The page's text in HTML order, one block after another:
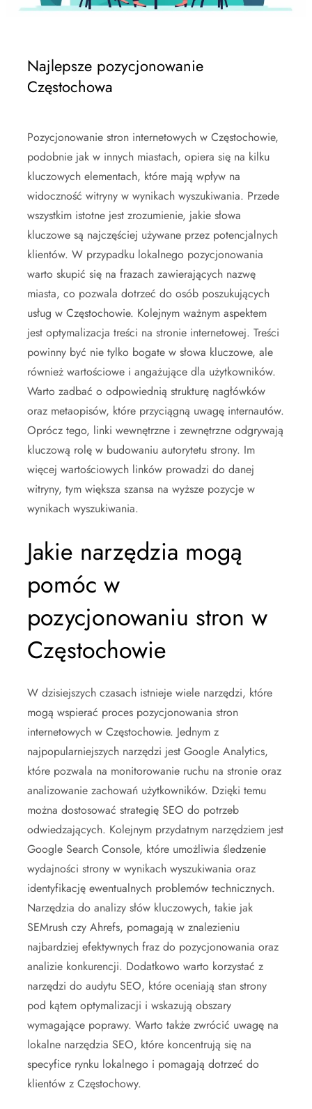
Najlepsze pozycjonowanie
Częstochowa
Pozycjonowanie stron internetowych w Częstochowie,
podobnie jak w innych miastach, opiera się na kilku
kluczowych elementach, które mają wpływ na
widoczność witryny w wynikach wyszukiwania. Przede
wszystkim istotne jest zrozumienie, jakie słowa
kluczowe są najczęściej używane przez potencjalnych
klientów. W przypadku lokalnego pozycjonowania
warto skupić się na frazach zawierających nazwę
miasta, co pozwala dotrzeć do osób poszukujących
usług w Częstochowie. Kolejnym ważnym aspektem
jest optymalizacja treści na stronie internetowej. Treści
powinny być nie tylko bogate w słowa kluczowe, ale
również wartościowe i angażujące dla użytkowników.
Warto zadbać o odpowiednią strukturę nagłówków
oraz metaopisów, które przyciągną uwagę internautów.
Oprócz tego, linki wewnętrzne i zewnętrzne odgrywają
kluczową rolę w budowaniu autorytetu strony. Im
więcej wartościowych linków prowadzi do danej
witryny, tym większa szansa na wyższe pozycje w
wynikach wyszukiwania.
Jakie narzędzia mogą
pomóc w
pozycjonowaniu stron w
Częstochowie
W dzisiejszych czasach istnieje wiele narzędzi, które
mogą wspierać proces pozycjonowania stron
internetowych w Częstochowie. Jednym z
najpopularniejszych narzędzi jest Google Analytics,
które pozwala na monitorowanie ruchu na stronie oraz
analizowanie zachowań użytkowników. Dzięki temu
można dostosować strategię SEO do potrzeb
odwiedzających. Kolejnym przydatnym narzędziem jest
Google Search Console, które umożliwia śledzenie
wydajności strony w wynikach wyszukiwania oraz
identyfikację ewentualnych problemów technicznych.
Narzędzia do analizy słów kluczowych, takie jak
SEMrush czy Ahrefs, pomagają w znalezieniu
najbardziej efektywnych fraz do pozycjonowania oraz
analizie konkurencji. Dodatkowo warto korzystać z
narzędzi do audytu SEO, które oceniają stan strony
pod kątem optymalizacji i wskazują obszary
wymagające poprawy. Warto także zwrócić uwagę na
lokalne narzędzia SEO, które koncentrują się na
specyfice rynku lokalnego i pomagają dotrzeć do
klientów z Częstochowy.